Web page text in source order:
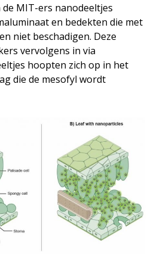
MIT-ers nanodeeltjes
en bedekten die met
niet beschadigen. Deze
vervolgens in via
hoopten zich op in het
die de mesofyl wordt